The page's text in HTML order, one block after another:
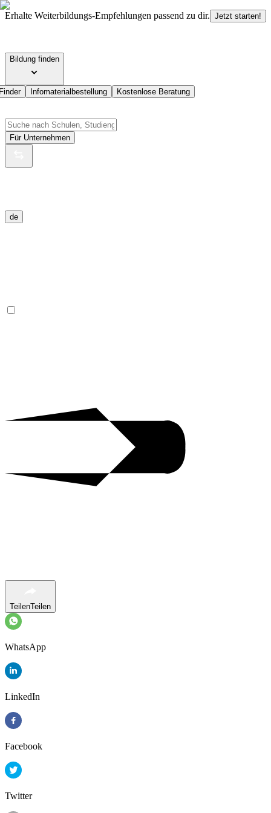
Erhalte Weiterbildungs-Empfehlungen passend zu dir. Jetzt starten!
Bildung finden
Infomaterialbestellung Kostenlose Beratung
Für Unternehmen
de
TeilenTeilen
WhatsApp
LinkedIn
Facebook
Twitter